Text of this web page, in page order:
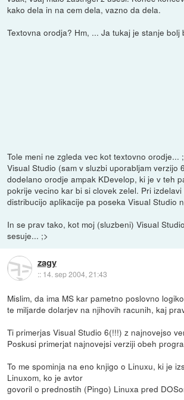
kako dela in na cem dela, vazno da dela.
Textovna orodja? Hm, ... Ja tukaj je stanje bolj
Tole meni ne zgleda vec kot textovno orodje...
Visual Studio (sam v sluzbi uporabljam verzijo
dodelano orodje ampak KDevelop, ki je v teh
pokrije vecino kar bi si clovek zelel. Pri
distribucijo aplikacije pa poseka Visual Studio
In se prav tako, kot moj (sluzbeni) Visual
sesuje... ;>
zagy
:: 14. sep 2004, 21:43
Mislim, da ima MS kar pametno poslovno
te miljarde dolarjev na njihovih racunih, kaj
Ti primerjas Visual Studio 6(!!!) z najnovejso
Poskusi primerjat najnovejsi verziji obeh
To me spominja na eno knjigo o Linuxu, ki je
Linuxom, ko je avtor
govoril o prednostih (Pingo) Linuxa pred